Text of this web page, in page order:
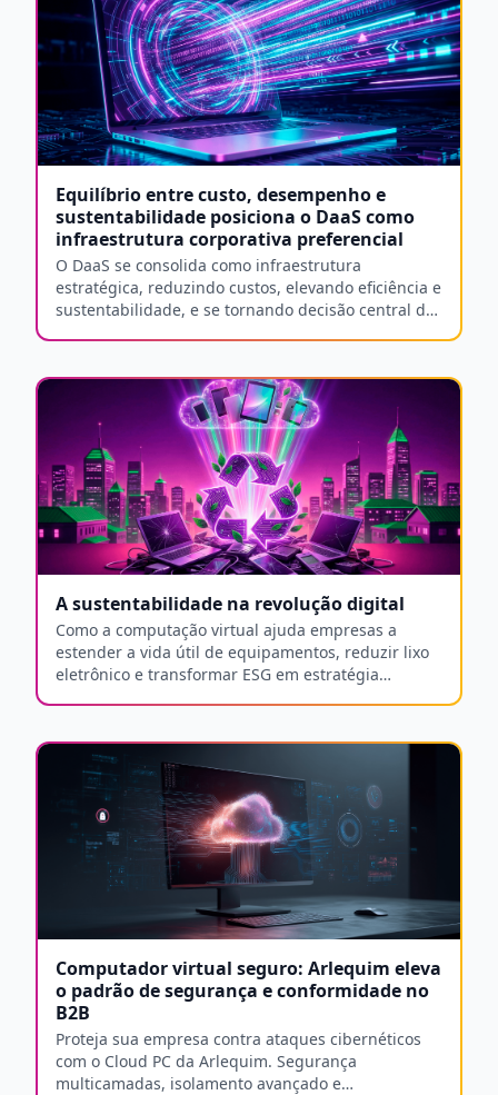
Equilíbrio entre custo, desempenho e
sustentabilidade posiciona o DaaS como
infraestrutura corporativa preferencial
O DaaS se consolida como infraestrutura
estratégica, reduzindo custos, elevando eficiência e
sustentabilidade, e se tornando decisão central de
A sustentabilidade na revolução digital
Como a computação virtual ajuda empresas a
estender a vida útil de equipamentos, reduzir lixo
eletrônico e transformar ESG em estratégia
Computador virtual seguro: Arlequim eleva
o padrão de segurança e conformidade no
B2B
Proteja sua empresa contra ataques cibernéticos
com o Cloud PC da Arlequim. Segurança
multicamadas, isolamento avançado e